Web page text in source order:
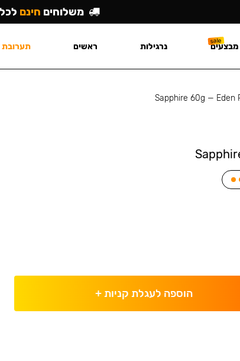
Sapphire 60g — Eden
הוספה לעגלת קניות+
משלוחים חינם
מבצעים נרגילות ראשים תערובת